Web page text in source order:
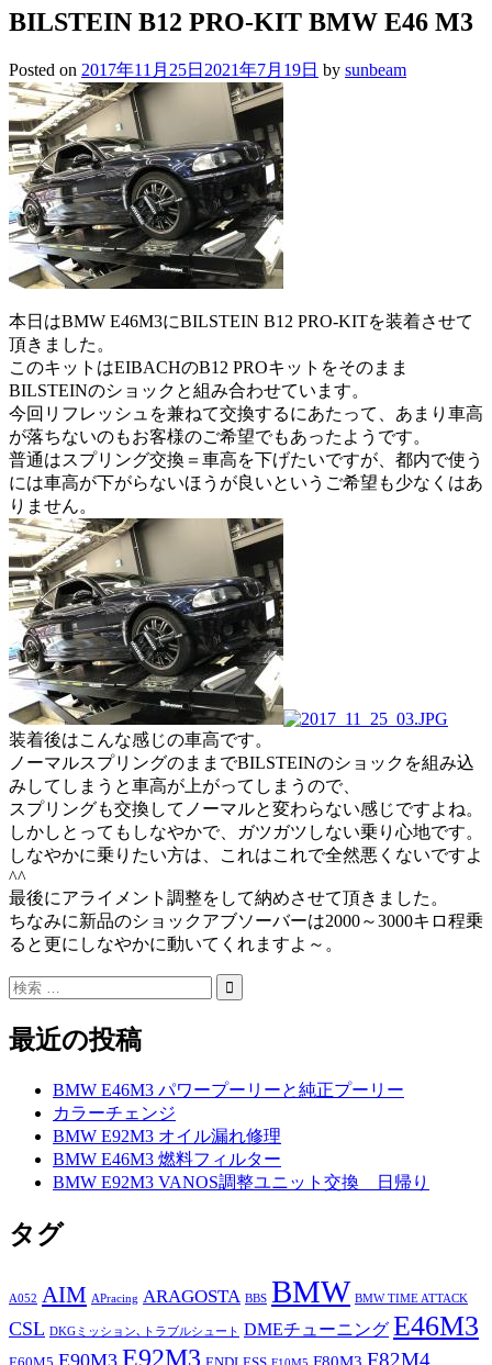
BILSTEIN B12 PRO-KIT BMW E46 M3
Posted on 2017年11月25日 2021年7月19日 by sunbeam
本日はBMW E46M3にBILSTEIN B12 PRO-KITを装着させて
頂きました。
このキットはEIBACHのB12 PROキットをそのまま
BILSTEINのショックと組み合わせています。
今回リフレッシュを兼ねて交換するにあたって、あまり車高
が落ちないのもお客様のご希望でもあったようです。
普通はスプリング交換＝車高を下げたいですが、都内で使う
には車高が下がらないほうが良いというご希望も少なくはあ
りません。
装着後はこんな感じの車高です。
ノーマルスプリングのままでBILSTEINのショックを組み込
みしてしまうと車高が上がってしまうので、
スプリングも交換してノーマルと変わらない感じですよね。
しかしとってもしなやかで、ガツガツしない乗り心地です。
しなやかに乗りたい方は、これはこれで全然悪くないですよ
^^
最後にアライメント調整をして納めさせて頂きました。
ちなみに新品のショックアブソーバーは2000～3000キロ程乗
ると更にしなやかに動いてくれますよ～。
最近の投稿
BMW E46M3 パワープーリーと純正プーリー
カラーチェンジ
BMW E92M3 オイル漏れ修理
BMW E46M3 燃料フィルター
BMW E92M3 VANOS調整ユニット交換 日帰り
タグ
A052 AIM APracing ARAGOSTA BBS BMW BMW TIME ATTACK
CSL DKGミッション､トラブルシュート DMEチューニング E46M3
E90M3 E92M3 F80M3 F82M4